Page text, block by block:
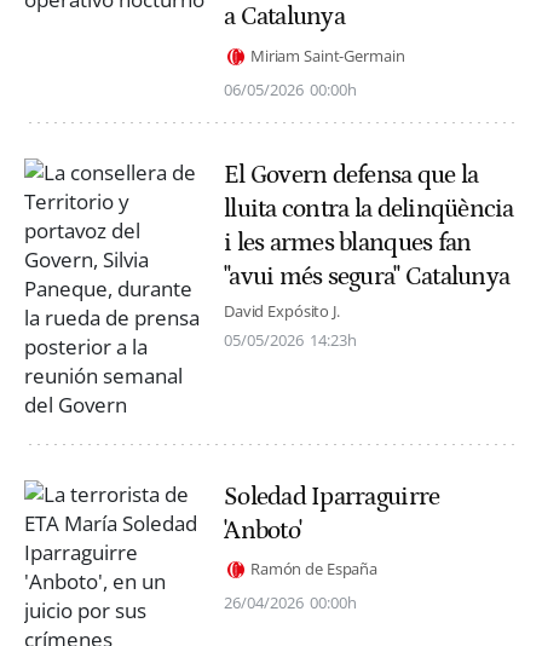
a Catalunya
Miriam Saint-Germain
06/05/2026 00:00h
El Govern defensa que la
lluita contra la delinqüència
i les armes blanques fan
"avui més segura" Catalunya
David Expósito J.
05/05/2026 14:23h
Soledad Iparraguirre
'Anboto'
Ramón de España
26/04/2026 00:00h